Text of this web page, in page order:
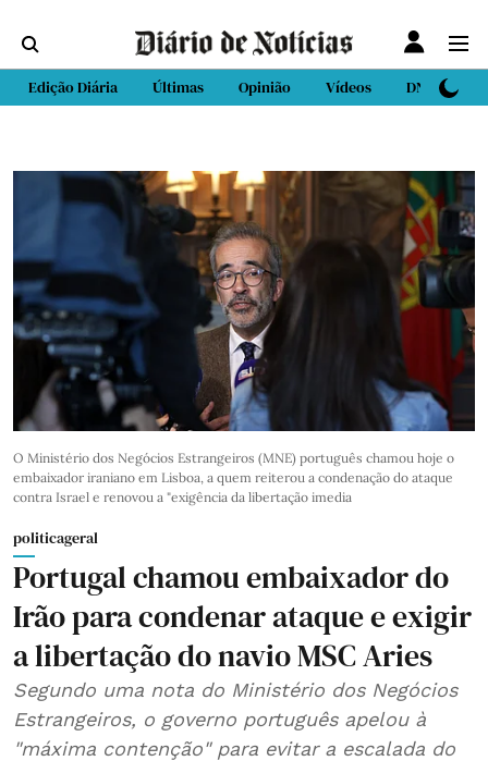
Edição Diária Últimas Opinião Vídeos DN Sport
O Ministério dos Negócios Estrangeiros (MNE) português chamou hoje o
embaixador iraniano em Lisboa, a quem reiterou a condenação do ataque
contra Israel e renovou a "exigência da libertação imedia
politicageral
Portugal chamou embaixador do
Irão para condenar ataque e exigir
a libertação do navio MSC Aries
Segundo uma nota do Ministério dos Negócios
Estrangeiros, o governo português apelou à
"máxima contenção" para evitar a escalada do